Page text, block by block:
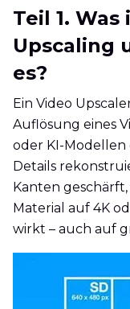
Teil 1.
Upscaling
es?
Ein Video
Auflösung eines
oder KI-
Details
Kanten
Material auf 4K
wirkt – auch auf